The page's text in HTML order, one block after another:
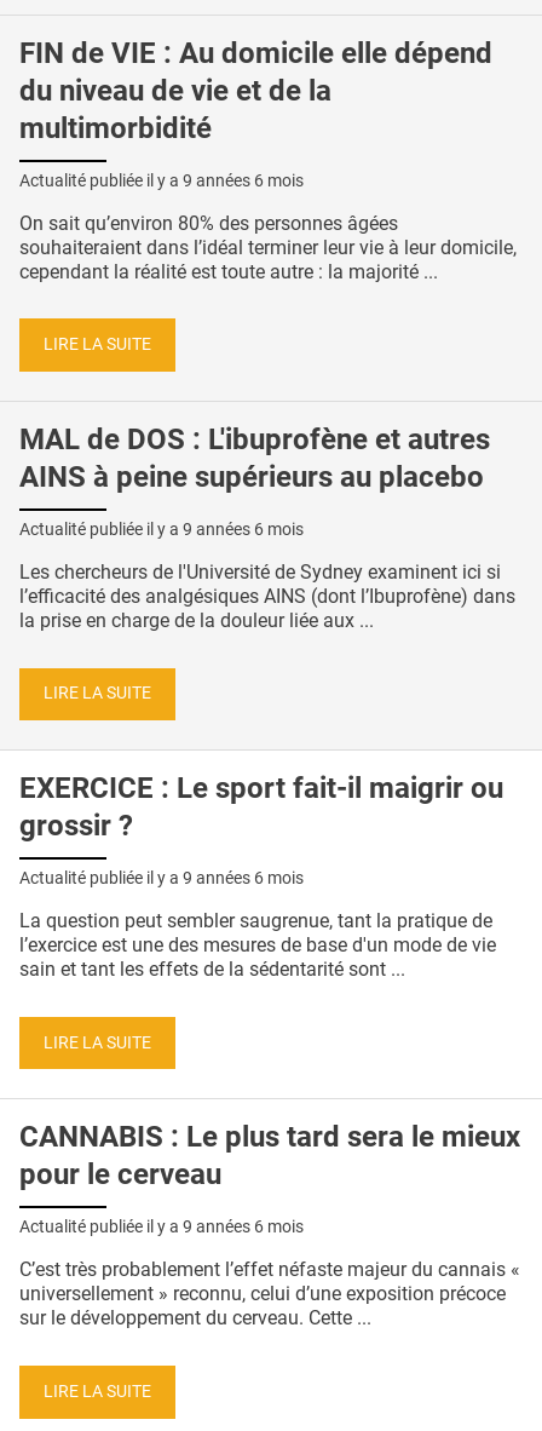
FIN de VIE : Au domicile elle dépend
du niveau de vie et de la
multimorbidité
Actualité publiée il y a 9 années 6 mois
On sait qu’environ 80% des personnes âgées
souhaiteraient dans l’idéal terminer leur vie à leur domicile,
cependant la réalité est toute autre : la majorité ...
LIRE LA SUITE
MAL de DOS : L'ibuprofène et autres
AINS à peine supérieurs au placebo
Actualité publiée il y a 9 années 6 mois
Les chercheurs de l'Université de Sydney examinent ici si
l’efficacité des analgésiques AINS (dont l’Ibuprofène) dans
la prise en charge de la douleur liée aux ...
LIRE LA SUITE
EXERCICE : Le sport fait-il maigrir ou
grossir ?
Actualité publiée il y a 9 années 6 mois
La question peut sembler saugrenue, tant la pratique de
l’exercice est une des mesures de base d'un mode de vie
sain et tant les effets de la sédentarité sont ...
LIRE LA SUITE
CANNABIS : Le plus tard sera le mieux
pour le cerveau
Actualité publiée il y a 9 années 6 mois
C’est très probablement l’effet néfaste majeur du cannais «
universellement » reconnu, celui d’une exposition précoce
sur le développement du cerveau. Cette ...
LIRE LA SUITE